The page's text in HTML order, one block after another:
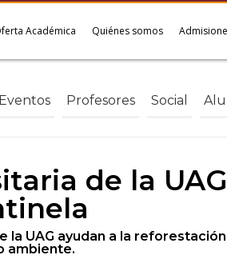
Académica Quiénes somos
Eventos Profesores Social
de la
UAG ayudan a la
ambiente.